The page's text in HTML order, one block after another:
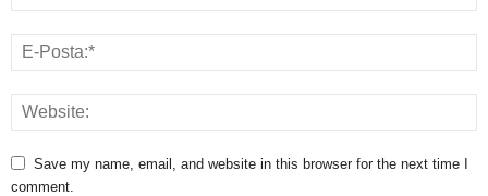
Save my name, email, and website in this browser for the next time I
comment.